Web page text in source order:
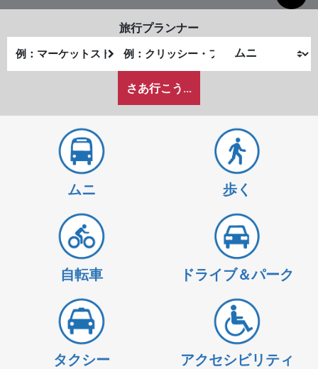
旅行プランナー
出
発
終
了
が
ど
さあ行こう...
ムニ 歩く
自転車 ドライブ＆パーク
タクシー アクセシビリティ